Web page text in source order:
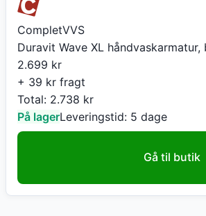
CompletVVS
Duravit Wave XL håndvaskarmatur,
2.699 kr
+ 39 kr fragt
Total: 2.738 kr
På lagerLeveringstid: 5 dage
Gå til butik